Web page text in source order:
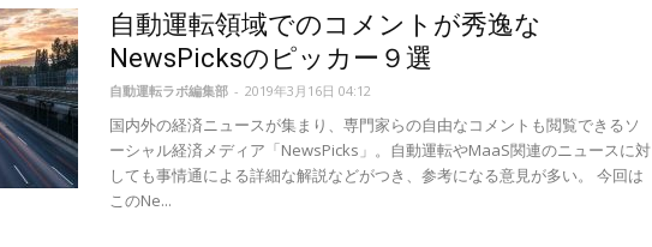
自動運転領域でのコメントが秀逸な
NewsPicksのピッカー９選
自動運転ラボ編集部 - 2019年3月16日 04:12
国内外の経済ニュースが集まり、専門家らの自由なコメントも閲覧できるソ
ーシャル経済メディア「NewsPicks」。自動運転やMaaS関連のニュースに対
しても事情通による詳細な解説などがつき、参考になる意見が多い。 今回は
このNe...